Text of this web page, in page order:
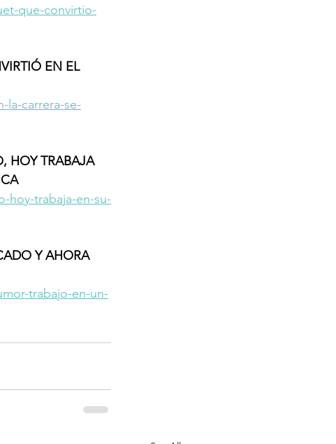
que-convirtio-
EN EL
la-carrera-se-
HOY TRABAJA
hoy-trabaja-en-su-
Y AHORA
trabajo-en-un-